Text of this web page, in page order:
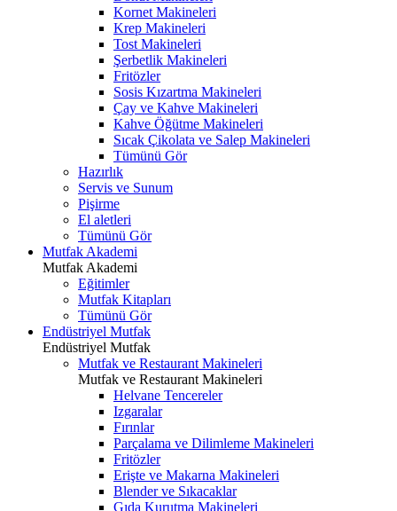
Kornet Makineleri
Krep Makineleri
Tost Makineleri
Şerbetlik Makineleri
Fritözler
Sosis Kızartma Makineleri
Çay ve Kahve Makineleri
Kahve Öğütme Makineleri
Sıcak Çikolata ve Salep Makineleri
Tümünü Gör
Hazırlık
Servis ve Sunum
Pişirme
El aletleri
Tümünü Gör
Mutfak Akademi
Mutfak Akademi
Eğitimler
Mutfak Kitapları
Tümünü Gör
Endüstriyel Mutfak
Endüstriyel Mutfak
Mutfak ve Restaurant Makineleri
Mutfak ve Restaurant Makineleri
Helvane Tencereler
Izgaralar
Fırınlar
Parçalama ve Dilimleme Makineleri
Fritözler
Erişte ve Makarna Makineleri
Blender ve Sıkacaklar
Gıda Kurutma Makineleri